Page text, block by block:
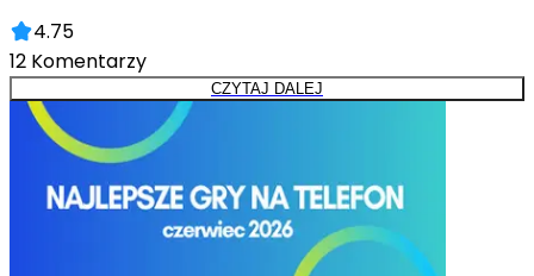
4.75
12 Komentarzy
CZYTAJ DALEJ